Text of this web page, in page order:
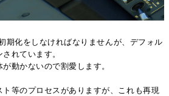
期化をしなければなりませんが、デフォル
れています。
動かないので割愛します。
等のプロセスがありますが、これも再現